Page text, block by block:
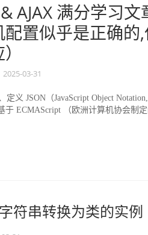
& AJAX 满分学习
配置似乎是正确的
2025-03-31
定义 JSON（JavaScript Object
于 ECMAScript （欧洲计算机协会制
符串转换为类的实例